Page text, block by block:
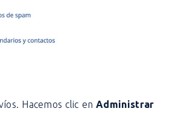
Hacemos clic enAdministrar